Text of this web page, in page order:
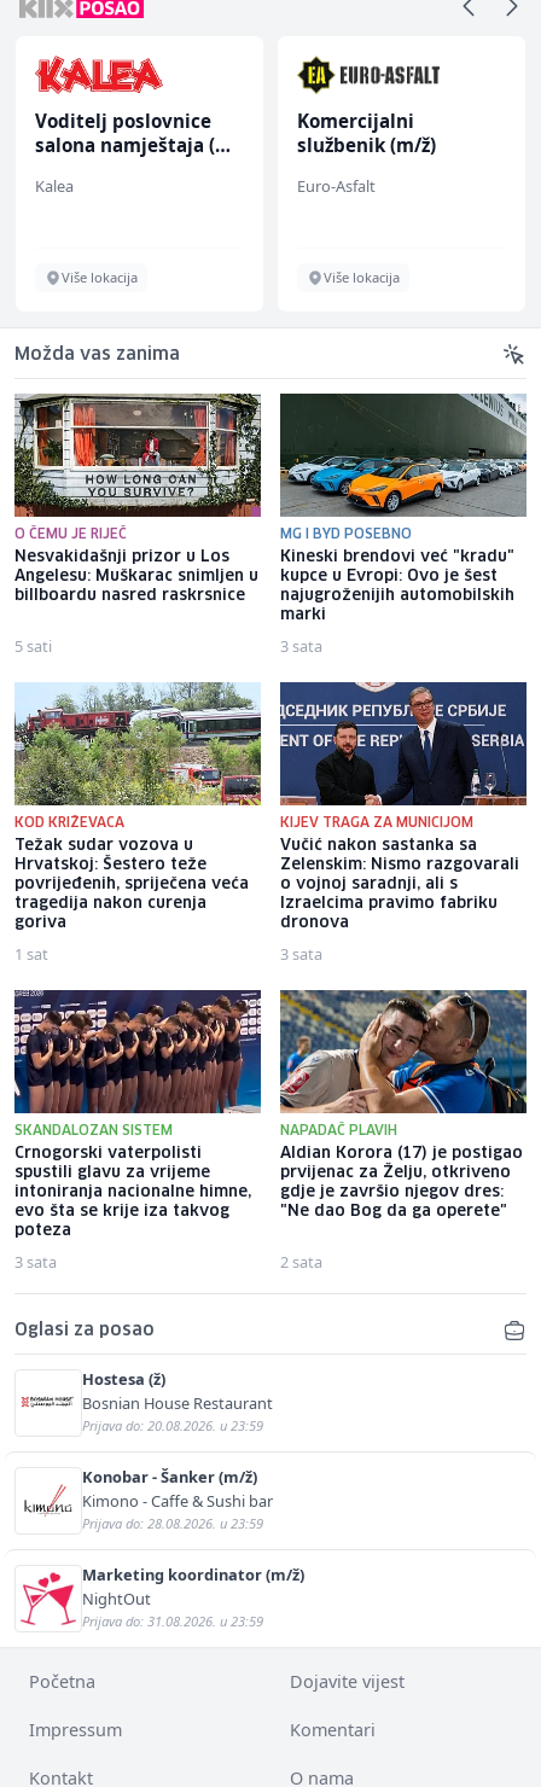
Voditelj poslovnice
salona namještaja (m/
Kalea
Više lokacija
Komercijalni
službenik (m/ž)
Euro-Asfalt
Više lokacija
Možda vas zanima
O ČEMU JE RIJEČ
Nesvakidašnji prizor u Los
Angelesu: Muškarac snimljen u
billboardu nasred raskrsnice
5 sati
MG I BYD POSEBNO
Kineski brendovi već "kradu"
kupce u Evropi: Ovo je šest
najugroženijih automobilskih
marki
3 sata
KOD KRIŽEVACA
Težak sudar vozova u
Hrvatskoj: Šestero teže
povrijeđenih, spriječena veća
tragedija nakon curenja
goriva
1 sat
KIJEV TRAGA ZA MUNICIJOM
Vučić nakon sastanka sa
Zelenskim: Nismo razgovarali
o vojnoj saradnji, ali s
Izraelcima pravimo fabriku
dronova
3 sata
SKANDALOZAN SISTEM
Crnogorski vaterpolisti
spustili glavu za vrijeme
intoniranja nacionalne himne,
evo šta se krije iza takvog
poteza
3 sata
NAPADAČ PLAVIH
Aldian Korora (17) je postigao
prvijenac za Želju, otkriveno
gdje je završio njegov dres:
"Ne dao Bog da ga operete"
2 sata
Oglasi za posao
Hostesa (ž)
Bosnian House Restaurant
Prijava do: 20.08.2026. u 23:59
Konobar - Šanker (m/ž)
Kimono - Caffe & Sushi bar
Prijava do: 28.08.2026. u 23:59
Marketing koordinator (m/ž)
NightOut
Prijava do: 31.08.2026. u 23:59
Početna Dojavite vijest
Impressum Komentari
Kontakt O nama